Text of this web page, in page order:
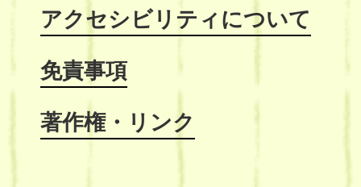
アクセシビリティについて
免責事項
著作権・リンク